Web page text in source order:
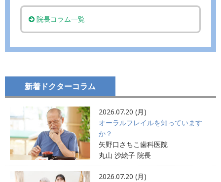
院長コラム一覧
新着ドクターコラム
2026.07.20 (月)
オーラルフレイルを知っています
か？
矢野口さちこ歯科医院
丸山 沙絵子 院長
2026.07.20 (月)